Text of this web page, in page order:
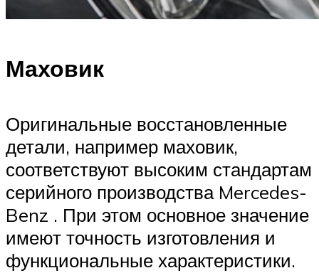
Маховик
Оригинальные восстановленные
детали, например маховик,
соответствуют высоким стандартам
серийного производства Mercedes-
Benz . При этом основное значение
имеют точность изготовления и
функциональные характеристики.